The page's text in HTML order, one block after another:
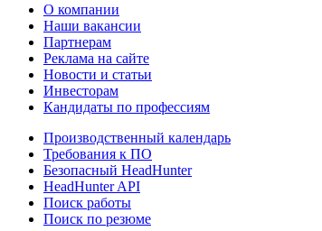
О компании
Наши вакансии
Партнерам
Реклама на сайте
Новости и статьи
Инвесторам
Кандидаты по профессиям
Производственный календарь
Требования к ПО
Безопасный HeadHunter
HeadHunter API
Поиск работы
Поиск по резюме